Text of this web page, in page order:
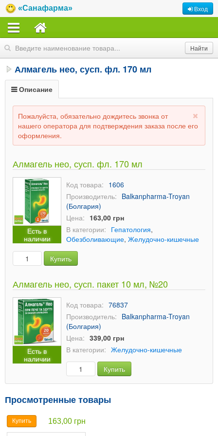
«Санафарма» Вход
Алмагель нео, сусп. фл. 170 мл
Описание
Пожалуйста, обязательно дождитесь звонка от
нашего оператора для подтверждения заказа после его
оформления.
Алмагель нео, сусп. фл. 170 мл
Есть в
наличии
Код товара: 1606
Производитель: Balkanpharma-Troyan
(Болгария)
Цена: 163,00 грн
В категории: Гепатология,
Обезболивающие, Желудочно-кишечные
Купить
Алмагель нео, сусп. пакет 10 мл, №20
Есть в
наличии
Код товара: 76837
Производитель: Balkanpharma-Troyan
(Болгария)
Цена: 339,00 грн
В категории: Желудочно-кишечные
Купить
Просмотренные товары
Купить 163,00 грн